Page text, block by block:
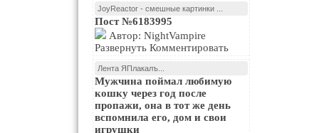
JoyReactor - смешные картинки ...
Пост №6183995
Развернуть Комментировать
Лента ЯПлакалъ...
Мужчина поймал любимую
кошку через год после
пропажи, она в тот же день
вспомнила его, дом и свои
игрушки